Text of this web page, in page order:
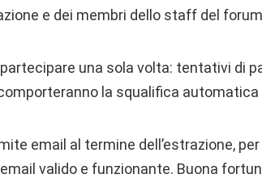
e dei membri dello staff del
una sola volta: tentativi di
la squalifica automatica
email al termine dell’estrazione,
valido e funzionante. Buona